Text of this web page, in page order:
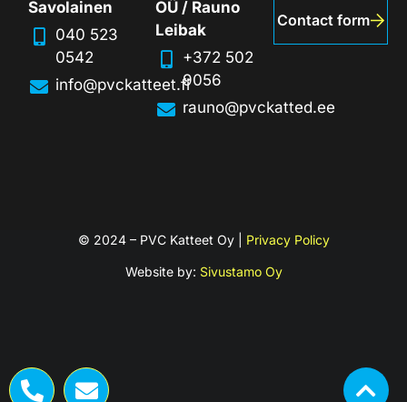
Savolainen
040 523
0542
info@pvckatteet.fi
OÜ / Rauno
Leibak
+372 502
9056
rauno@pvckatted.ee
Contact form
© 2024 – PVC Katteet Oy | Privacy Policy
Website by: Sivustamo Oy